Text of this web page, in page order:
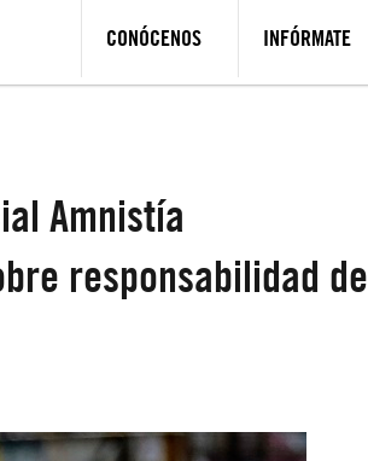
CONÓCENOS INFÓRMATE
Amnistía
responsabilidad de